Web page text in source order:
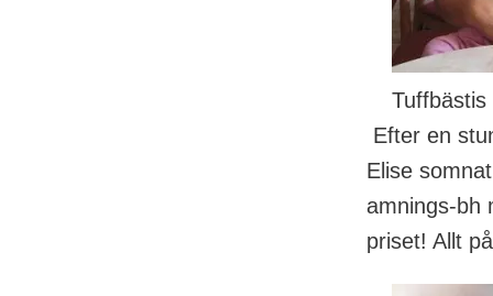
Tuffbästis
Efter en
Elise
amnings-bh
priset! Allt